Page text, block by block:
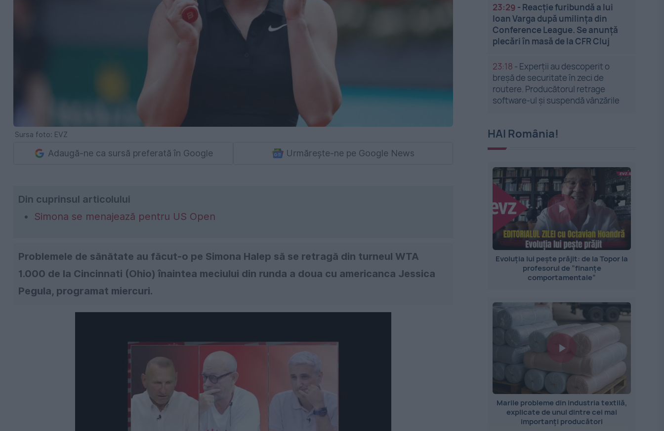
Sursa foto: EVZ
Adaugă-ne ca sursă preferată în Google Urmărește-ne pe Google News
Din cuprinsul articolului
Simona se menajează pentru US Open
Problemele de sănătate au făcut-o pe Simona Halep să se retragă din turneul WTA
1.000 de la Cincinnati (Ohio) înaintea meciului din runda a doua cu americanca Jessica
Pegula, programat miercuri.
23:29 - Reacție furibundă a lui
Ioan Varga după umilința din
Conference League. Se anunță
plecări în masă de la CFR Cluj
23:18 - Experții au descoperit o
breșă de securitate în zeci de
routere. Producătorul retrage
software-ul și suspendă vânzările
HAI România!
Evoluția lui pește prăjit: de la Topor la
profesorul de ”finanțe
comportamentale”
Marile probleme din industria textilă,
explicate de unul dintre cei mai
importanți producători